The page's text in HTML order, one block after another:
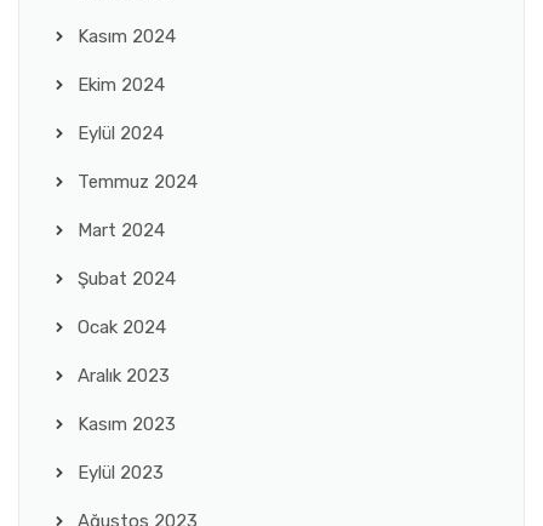
Kasım 2024
Ekim 2024
Eylül 2024
Temmuz 2024
Mart 2024
Şubat 2024
Ocak 2024
Aralık 2023
Kasım 2023
Eylül 2023
Ağustos 2023